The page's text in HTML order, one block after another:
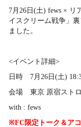
7月26日(土) fews × リ
イスクリーム戦争」
ました。
<イベント詳細>
日時 7月26日(土)
会場 東京 原宿スト
with : fews
※FC限定トーク＆ア